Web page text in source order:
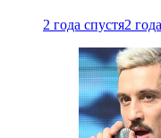
2 года спустя2